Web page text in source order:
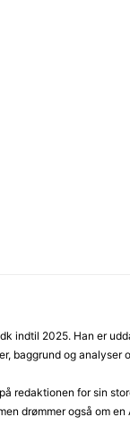
indtil 2025. Han er
baggrund og analyser
redaktionen for sin
drømmer også om